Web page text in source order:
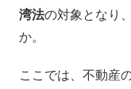
湾法の対象となり
か。
ここでは、不動産